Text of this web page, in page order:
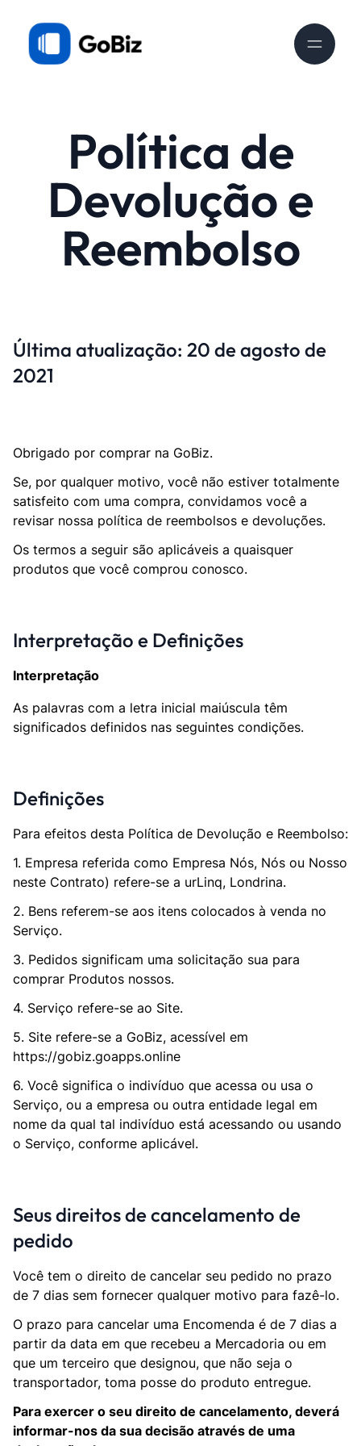
Política de
Devolução e
Reembolso
Última atualização: 20 de agosto de
2021
Obrigado por comprar na GoBiz.
Se, por qualquer motivo, você não estiver totalmente
satisfeito com uma compra, convidamos você a
revisar nossa política de reembolsos e devoluções.
Os termos a seguir são aplicáveis ​​a quaisquer
produtos que você comprou conosco.
Interpretação e Definições
Interpretação
As palavras com a letra inicial maiúscula têm
significados definidos nas seguintes condições.
Definições
Para efeitos desta Política de Devolução e Reembolso:
1. Empresa referida como Empresa Nós, Nós ou Nosso
neste Contrato) refere-se a urLinq, Londrina.
2. Bens referem-se aos itens colocados à venda no
Serviço.
3. Pedidos significam uma solicitação sua para
comprar Produtos nossos.
4. Serviço refere-se ao Site.
5. Site refere-se a GoBiz, acessível em
https://gobiz.goapps.online
6. Você significa o indivíduo que acessa ou usa o
Serviço, ou a empresa ou outra entidade legal em
nome da qual tal indivíduo está acessando ou usando
o Serviço, conforme aplicável.
Seus direitos de cancelamento de
pedido
Você tem o direito de cancelar seu pedido no prazo
de 7 dias sem fornecer qualquer motivo para fazê-lo.
O prazo para cancelar uma Encomenda é de 7 dias a
partir da data em que recebeu a Mercadoria ou em
que um terceiro que designou, que não seja o
transportador, toma posse do produto entregue.
Para exercer o seu direito de cancelamento, deverá
informar-nos da sua decisão através de uma